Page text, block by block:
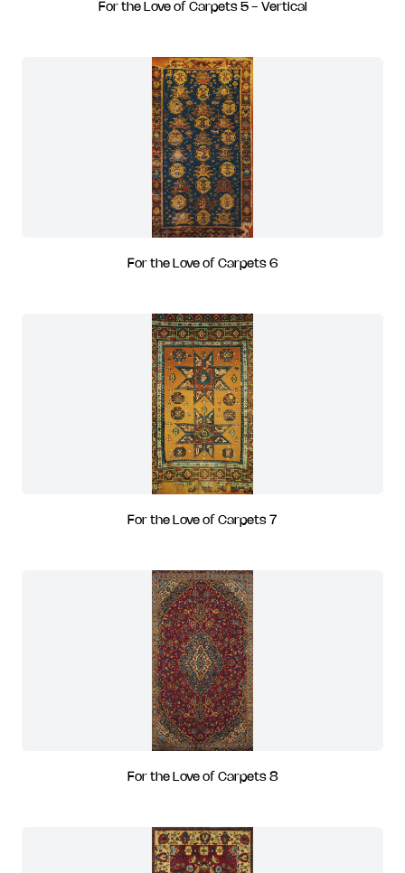
For the Love of Carpets 5 - Vertical
For the Love of Carpets 6
For the Love of Carpets 7
For the Love of Carpets 8